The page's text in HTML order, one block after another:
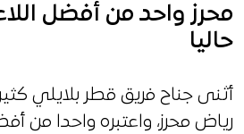
محرز واحد من أفضل
حاليا
أثنى جناح فريق قطر بلايلي
رياض محرز، واعتبره واحدا من